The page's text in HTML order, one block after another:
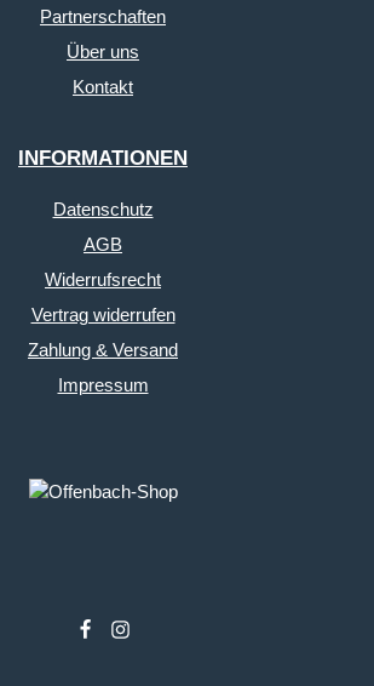
Partnerschaften
Über uns
Kontakt
INFORMATIONEN
Datenschutz
AGB
Widerrufsrecht
Vertrag widerrufen
Zahlung & Versand
Impressum